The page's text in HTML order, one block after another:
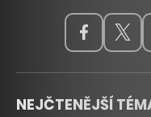
NEJČTENĚJŠÍ